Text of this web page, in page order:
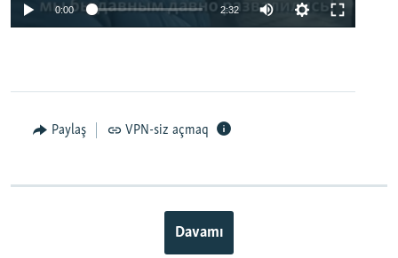
0:00 2:32
Paylaş VPN-siz açmaq
Davamı